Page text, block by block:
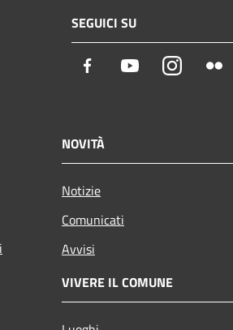
SEGUICI SU
Facebook YoutubeInstagram
NOVITÀ
Notizie
Comunicati
Avvisi
VIVERE IL COMUNE